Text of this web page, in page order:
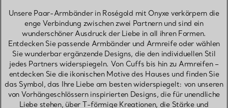
Unsere Paar-Armbänder in Roségold mit Onyxe verkörpern die
enge Verbindung zwischen zwei Partnern und sind ein
wunderschöner Ausdruck der Liebe in all ihren Formen.
Entdecken Sie passende Armbänder und Armreife oder wählen
Sie wunderbar ergänzende Designs, die den individuellen Stil
jedes Partners widerspiegeln. Von Cuffs bis hin zu Armreifen –
entdecken Sie die ikonischen Motive des Hauses und finden Sie
das Symbol, das Ihre Liebe am besten widerspiegelt: von unseren
von Vorhängeschlössern inspirierten Designs, die für unendliche
Liebe stehen, über T-förmige Kreationen, die Stärke und